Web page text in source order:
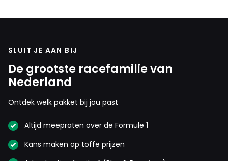
SLUIT JE AAN BIJ
De grootste racefamilie van
Nederland
Ontdek welk pakket bij jou past
Altijd meepraten over de Formule 1
Kans maken op toffe prijzen